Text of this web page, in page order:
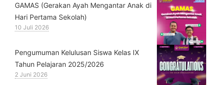
GAMAS (Gerakan Ayah Mengantar Anak di
Hari Pertama Sekolah)
10 Juli 2026
Pengumuman Kelulusan Siswa Kelas IX
Tahun Pelajaran 2025/2026
2 Juni 2026